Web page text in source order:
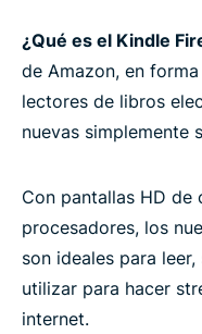
Preguntas
¿Por qué elegir
A los usuarios les
Amazon Fire
Pruebe la mejor
¿Qué es el Kindle
de Amazon, en
lectores de libros
nuevas simplemente
Con pantallas HD
procesadores, los
son ideales para
utilizar para hacer
internet.